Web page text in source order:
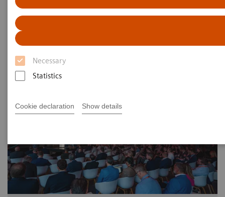
Necessary
Statistics
Cookie declaration Show details
Image 64